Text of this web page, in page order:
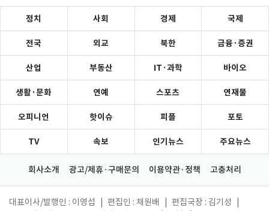
정치 사회 경제 국제
전국 외교 북한 금융·증권
산업 부동산 IT·과학 바이오
생활·문화 연예 스포츠 연재물
오피니언 핫이슈 피플 포토
TV 속보 인기뉴스 주요뉴스
회사소개 광고/제휴·구매문의 이용약관·정책 고충처리
대표이사/발행인 : 이영섭 편집인 : 채원배 편집국장 : 김기성